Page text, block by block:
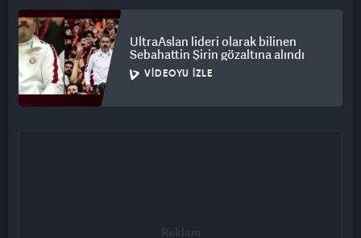
UltraAslan lideri olarak bilinen
Sebahattin Şirin gözaltına alındı
VIDEOYU İZLE